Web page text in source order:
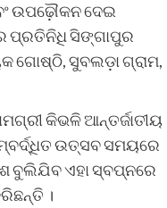
ଉପଢ଼ୌକନ ଦେଇ
ପ୍ରତିନିଧି ସିଙ୍ଗାପୁର
ଗୋଷ୍ଠି, ସୁବଲଡ଼ା ଗ୍ରାମ,
କିଭଳି ଆନ୍ତର୍ଜାତୀୟ
ଉତ୍ସବ ସମୟରେ
ବୁଲିଯିବ ଏହା ସ୍ବପ୍ନରେ
।